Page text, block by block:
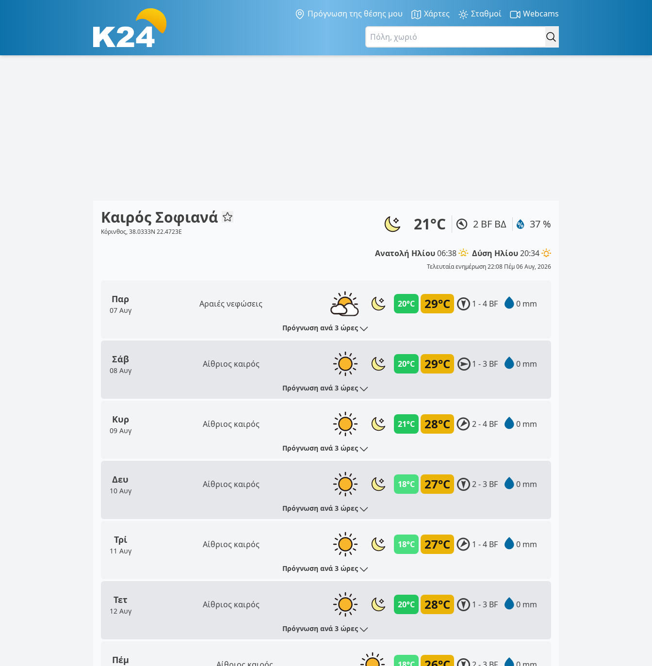
Πρόγνωση της θέσης μου Χάρτες Σταθμοί Webcams
Καιρός Σοφιανά
Κόρινθος, 38.0333N 22.4723E 21°C 2 BF ΒΔ 37 %
Ανατολή Ηλίου06:38 Δύση Ηλίου20:34
Τελευταία ενημέρωση 22:08 Πέμ 06 Αυγ, 2026
Παρ
07 Αυγ
Αραιές νεφώσεις 29°C
20°C 1 - 4 BF 0 mm
Πρόγνωση ανά 3 ώρες
Σάβ
08 Αυγ
Αίθριος καιρός 29°C
20°C 1 - 3 BF 0 mm
Πρόγνωση ανά 3 ώρες
Κυρ
09 Αυγ
Αίθριος καιρός 28°C
21°C 2 - 4 BF 0 mm
Πρόγνωση ανά 3 ώρες
Δευ
10 Αυγ
Αίθριος καιρός 27°C
18°C 2 - 3 BF 0 mm
Πρόγνωση ανά 3 ώρες
Τρί
11 Αυγ
Αίθριος καιρός 27°C
18°C 1 - 4 BF 0 mm
Πρόγνωση ανά 3 ώρες
Τετ
12 Αυγ
Αίθριος καιρός 28°C
20°C 1 - 3 BF 0 mm
Πρόγνωση ανά 3 ώρες
Πέμ